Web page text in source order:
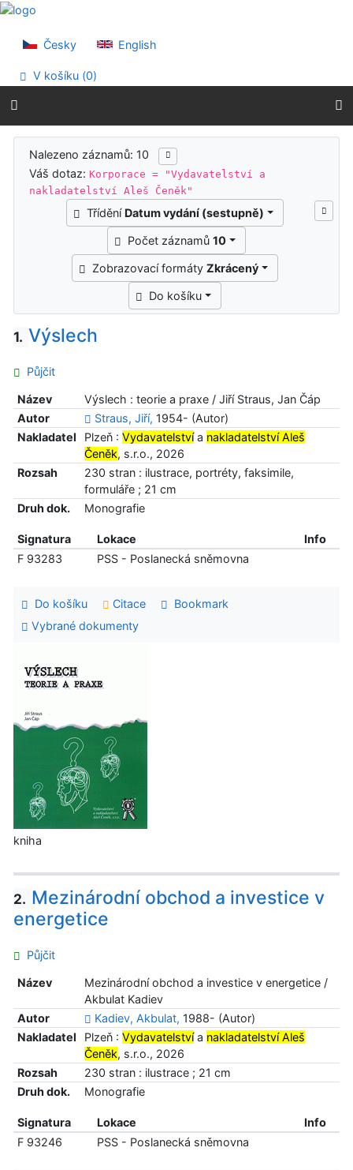
Přejít na obsah
Prohlášení o webové přístupnosti
Česky English
V košíku (0)
Výsledky vyhledávání
Nalezeno záznamů: 10
Váš dotaz:Korporace = "Vydavatelství a
nakladatelství Aleš Čeněk"
Třídění Datum vydání (sestupně)
Počet záznamů 10
Zobrazovací formáty Zkrácený
Do košíku
1. Výslech
Půjčit
Název
Výslech : teorie a praxe / Jiří Straus, Jan Čáp
Autor
Straus, Jiří, 1954- (Autor)
Nakladatel
Plzeň : Vydavatelstvía nakladatelství Aleš
Čeněk, s.r.o., 2026
Rozsah
230 stran : ilustrace, portréty, faksimile,
formuláře ; 21 cm
Druh dok.
Monografie
Signatura Lokace
Info
F 93283
PSS - Poslanecká sněmovna
Do košíku Citace
Bookmark
Vybrané dokumenty
kniha
2. Mezinárodní obchod a investice v
energetice
Půjčit
Název
Mezinárodní obchod a investice v energetice /
Akbulat Kadiev
Autor
Kadiev, Akbulat, 1988- (Autor)
Nakladatel
Plzeň : Vydavatelstvía nakladatelství Aleš
Čeněk, s.r.o., 2026
Rozsah
230 stran : ilustrace ; 21 cm
Druh dok.
Monografie
Signatura Lokace
Info
F 93246
PSS - Poslanecká sněmovna